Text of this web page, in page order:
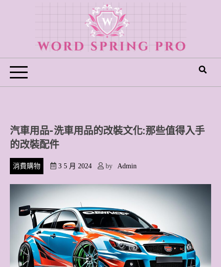
Word Spring Pro
汽車用品-洗車用品的改裝文化:那些值得入手
的改裝配件
消費購物 3 5 月 2024 by Admin